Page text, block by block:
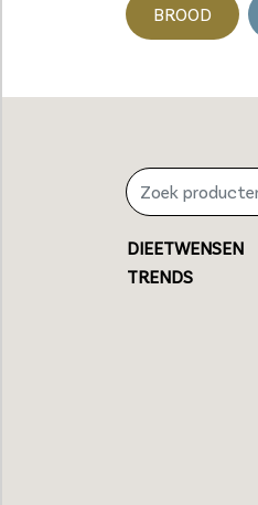
BROOD
DIEETWENSEN
TRENDS